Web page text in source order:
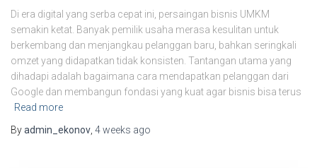
Di era digital yang serba cepat ini, persaingan bisnis UMKM
semakin ketat. Banyak pemilik usaha merasa kesulitan untuk
berkembang dan menjangkau pelanggan baru, bahkan seringkali
omzet yang didapatkan tidak konsisten. Tantangan utama yang
dihadapi adalah bagaimana cara mendapatkan pelanggan dari
Google dan membangun fondasi yang kuat agar bisnis bisa terus
Read more
Byadmin_ekonov, 4 weeks ago